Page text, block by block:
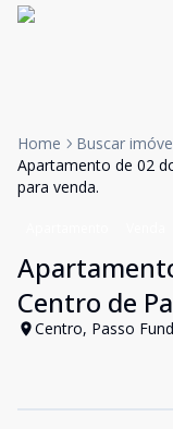
Home
Buscar
Apartamento de 02
para venda.
Centro de
Centro, Passo